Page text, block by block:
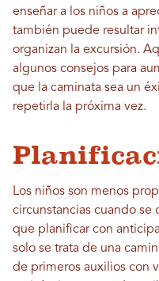
enseñar a los niños a
también puede resultar
organizan la excursión.
algunos consejos para
que la caminata sea un
repetirla la próxima vez.
Los niños son menos
circunstancias cuando
que planificar con
solo se trata de una
de primeros auxilios con